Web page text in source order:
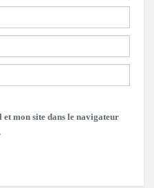
mon site dans le navigateur